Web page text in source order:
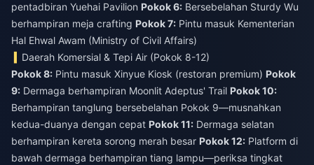
pentadbiran Yuehai Pavilion Pokok 6: Bersebelahan Sturdy Wu
berhampiran meja crafting Pokok 7: Pintu masuk Kementerian
Hal Ehwal Awam (Ministry of Civil Affairs)
Daerah Komersial & Tepi Air (Pokok 8-12)
Pokok 8: Pintu masuk Xinyue Kiosk (restoran premium) Pokok
9: Dermaga berhampiran Moonlit Adeptus' Trail Pokok 10:
Berhampiran tanglung bersebelahan Pokok 9—musnahkan
kedua-duanya dengan cepat Pokok 11: Dermaga selatan
berhampiran kereta sorong merah besar Pokok 12: Platform di
bawah dermaga berhampiran tiang lampu—periksa tingkat